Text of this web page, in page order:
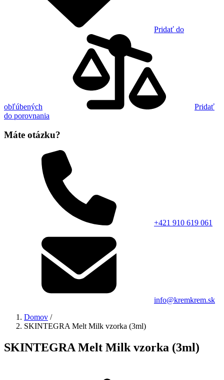
Pridať do
obľúbených
Pridať
do porovnania
Máte otázku?
+421 910 619 061
info@kremkrem.sk
Domov /
SKINTEGRA Melt Milk vzorka (3ml)
SKINTEGRA Melt Milk vzorka (3ml)